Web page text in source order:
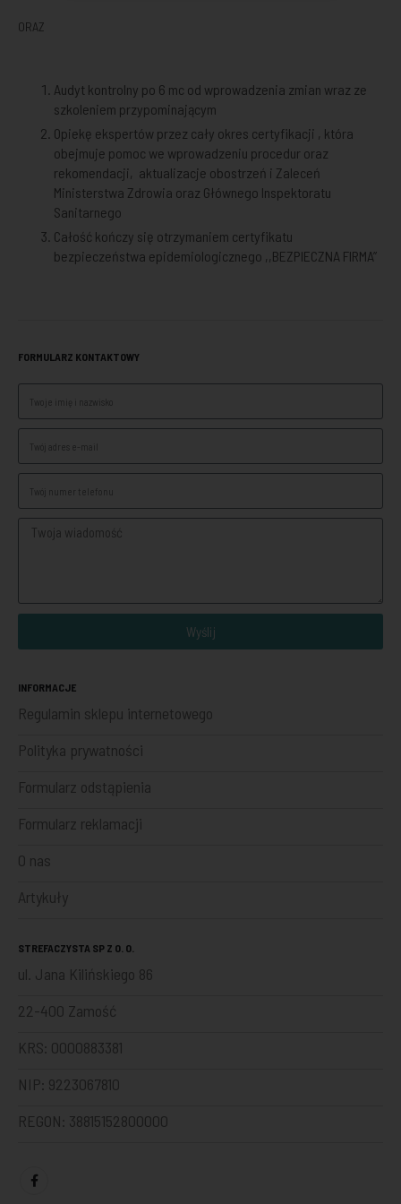
ORAZ
Audyt kontrolny po 6 mc od wprowadzenia zmian wraz ze
szkoleniem przypominającym
Opiekę ekspertów przez cały okres certyfikacji , która
obejmuje pomoc we wprowadzeniu procedur oraz
rekomendacji, aktualizacje obostrzeń i Zaleceń
Ministerstwa Zdrowia oraz Głównego Inspektoratu
Sanitarnego
Całość kończy się otrzymaniem certyfikatu
bezpieczeństwa epidemiologicznego ,,BEZPIECZNA FIRMA”
FORMULARZ KONTAKTOWY
Wyślij
INFORMACJE
Regulamin sklepu internetowego
Polityka prywatności
Formularz odstąpienia
Formularz reklamacji
O nas
Artykuły
STREFACZYSTA SP Z O. O.
ul. Jana Kilińskiego 86
22-400 Zamość
KRS: 0000883381
NIP: 9223067810
REGON: 38815152800000